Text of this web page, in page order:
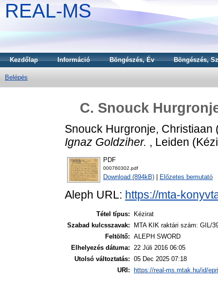
REAL-MS
Kezdőlap Információ Böngészés, Év Böngészés,
Belépés
C. Snouck
Snouck Hurgronje, Christiaan
Ignaz Goldziher. , Leiden
PDF
000760302.pdf
Download (894kB) Előzetes bemutató
Aleph URL: https://mta-
Tétel típus:
Kézirat
Szabad kulcsszavak:
MTA KIK raktári szám: GIL/
Feltöltő: ALEPH SWORD
Elhelyezés dátuma: 22 Júli 2016 06:05
Utolsó változtatás: 05 Dec 2025 07:18
URI:
https://real-ms.mtak.hu/id/